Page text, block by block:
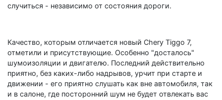
случиться - независимо от состояния дороги.
Качество, которым отличается новый Chery Tiggo 7,
отметили и присутствующие. Особенно "досталось"
шумоизоляции и двигателю. Последний действительно
приятно, без каких-либо надрывов, урчит при старте и
движении - его приятно слушать как вне автомобиля, так
и в салоне, где посторонний шум не будет отвлекать вас